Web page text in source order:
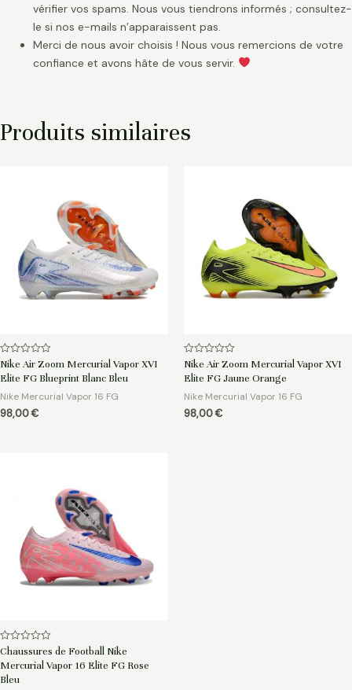
vérifier vos spams. Nous vous tiendrons informés ; consultez-
le si nos e-mails n’apparaissent pas.
Merci de nous avoir choisis ! Nous vous remercions de votre
confiance et avons hâte de vous servir.
Produits similaires
Note
sur
Nike Air Zoom Mercurial Vapor XVI
Elite FG Blueprint Blanc Bleu
Nike Mercurial Vapor 16 FG
98,00€
Note
sur
Nike Air Zoom Mercurial Vapor XVI
Elite FG Jaune Orange
Nike Mercurial Vapor 16 FG
98,00€
Note
sur
5
Chaussures de Football Nike
Mercurial Vapor 16 Elite FG Rose
Bleu